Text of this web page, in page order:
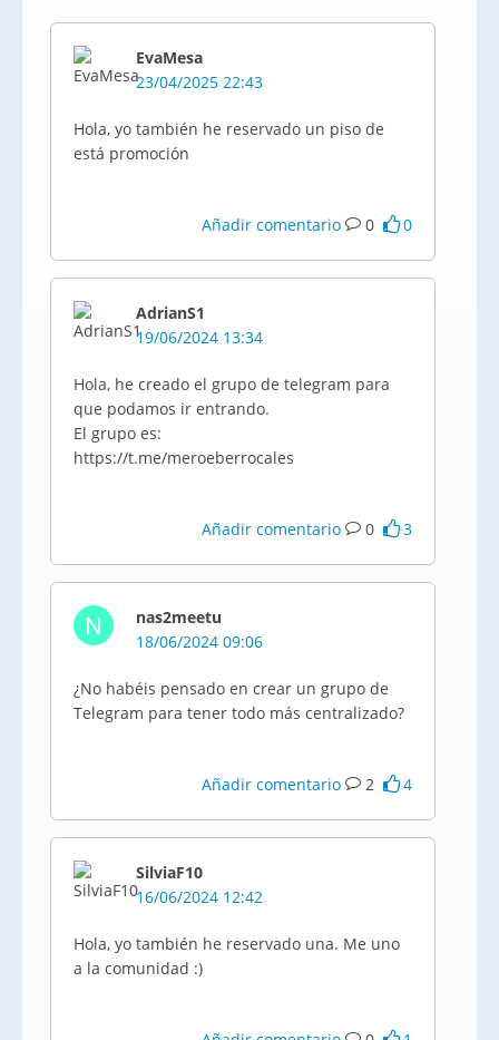
EvaMesa
23/04/2025 22:43
Hola, yo también he reservado un piso de
está promoción
Añadir comentario 0 0
AdrianS1
19/06/2024 13:34
Hola, he creado el grupo de telegram para
que podamos ir entrando.
El grupo es:
https://t.me/meroeberrocales
Añadir comentario 0 3
N
nas2meetu
18/06/2024 09:06
¿No habéis pensado en crear un grupo de
Telegram para tener todo más centralizado?
Añadir comentario 2 4
SilviaF10
16/06/2024 12:42
Hola, yo también he reservado una. Me uno
a la comunidad :)